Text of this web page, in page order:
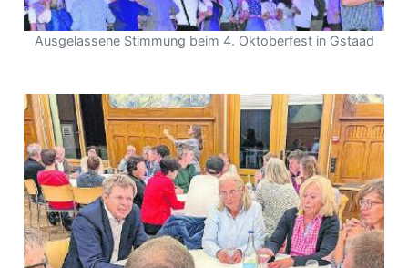
Ausgelassene Stimmung beim 4. Oktoberfest in Gstaad